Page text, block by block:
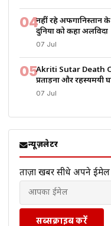
04नहीं रहे अफगानिस्तान
दुनिया को कहा अलविदा
07 Jul
05Akriti Sutar Death
प्रताड़ना और रहस्यमयी
07 Jul
न्यूज़लेटर
ताज़ा खबरें सीधे अपने ईमेल
सब्सक्राइब करें